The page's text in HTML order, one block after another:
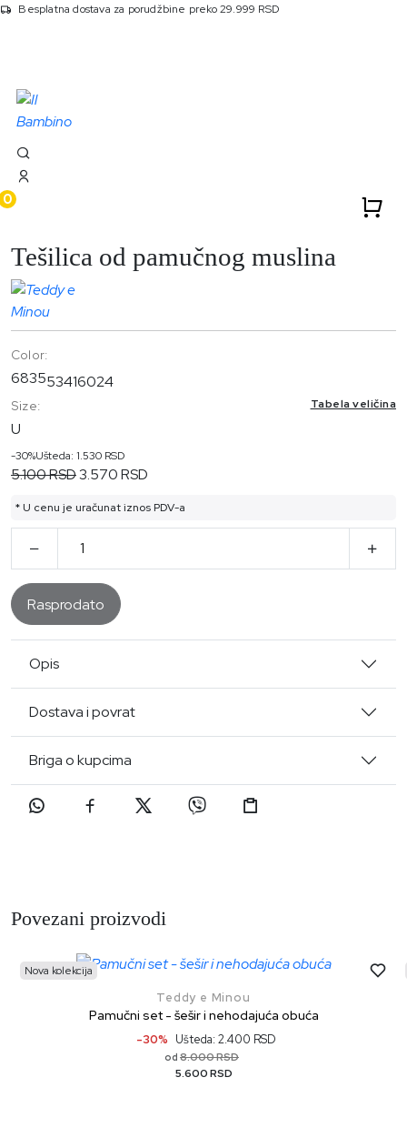
Besplatna dostava za porudžbine preko 29.999 RSD
0
Tešilica od pamučnog muslina
Size: Tabela veličina
U
Color:
683553416024
-30%Ušteda: 1.530 RSD
5.100 RSD3.570 RSD
* U cenu je uračunat iznos PDV-a
Rasprodato
Opis
Dostava i povrat
Briga o kupcima
Povezani proizvodi
Nova kolekcija
Teddy e Minou
Pamučni set - šešir i nehodajuća obuća
-30% Ušteda: 2.400 RSD
od 8.000 RSD
5.600 RSD